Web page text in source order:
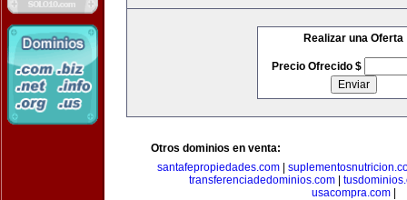
Realizar una Oferta
Precio Ofrecido $
Otros dominios en venta:
santafepropiedades.com|
transferenciadedominios.com|
usacompra.com|